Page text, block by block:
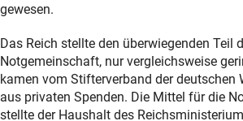
gewesen.
Das Reich stellte den überwiegenden Teil
Notgemeinschaft, nur vergleichsweise
kamen vom Stifterverband der deutschen
aus privaten Spenden. Die Mittel für die
stellte der Haushalt des